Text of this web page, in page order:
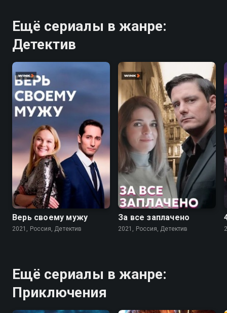
Ещё сериалы в жанре:
Детектив
6.8
Верь своему мужу
2021, Россия, Детектив
7.0
За все заплачено
2021, Россия, Детектив
Ещё сериалы в жанре:
Приключения